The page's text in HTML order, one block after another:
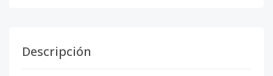
Descripción